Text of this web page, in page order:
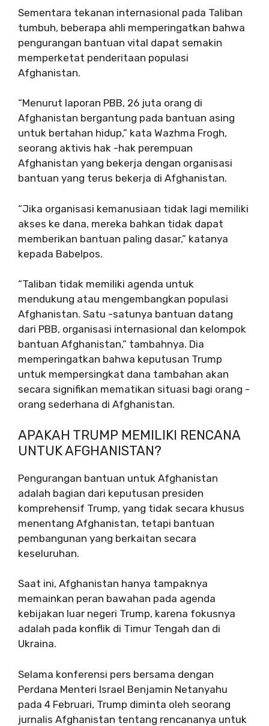
Sementara tekanan internasional pada Taliban
tumbuh, beberapa ahli memperingatkan bahwa
pengurangan bantuan vital dapat semakin
memperketat penderitaan populasi
Afghanistan.
“Menurut laporan PBB, 26 juta orang di
Afghanistan bergantung pada bantuan asing
untuk bertahan hidup,” kata Wazhma Frogh,
seorang aktivis hak -hak perempuan
Afghanistan yang bekerja dengan organisasi
bantuan yang terus bekerja di Afghanistan.
“Jika organisasi kemanusiaan tidak lagi memiliki
akses ke dana, mereka bahkan tidak dapat
memberikan bantuan paling dasar,” katanya
kepada Babelpos.
“Taliban tidak memiliki agenda untuk
mendukung atau mengembangkan populasi
Afghanistan. Satu -satunya bantuan datang
dari PBB, organisasi internasional dan kelompok
bantuan Afghanistan,” tambahnya. Dia
memperingatkan bahwa keputusan Trump
untuk mempersingkat dana tambahan akan
secara signifikan mematikan situasi bagi orang -
orang sederhana di Afghanistan.
APAKAH TRUMP MEMILIKI RENCANA
UNTUK AFGHANISTAN?
Pengurangan bantuan untuk Afghanistan
adalah bagian dari keputusan presiden
komprehensif Trump, yang tidak secara khusus
menentang Afghanistan, tetapi bantuan
pembangunan yang berkaitan secara
keseluruhan.
Saat ini, Afghanistan hanya tampaknya
memainkan peran bawahan pada agenda
kebijakan luar negeri Trump, karena fokusnya
adalah pada konflik di Timur Tengah dan di
Ukraina.
Selama konferensi pers bersama dengan
Perdana Menteri Israel Benjamin Netanyahu
pada 4 Februari, Trump diminta oleh seorang
jurnalis Afghanistan tentang rencananya untuk